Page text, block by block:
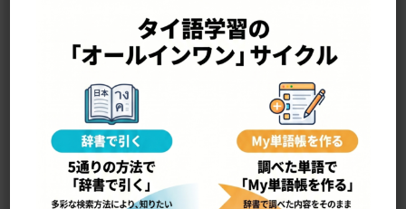
yaŋ mâi maa ยังไม่มา
まだ来ない